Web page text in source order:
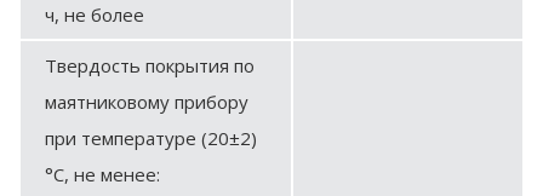
ч, не более
Твердость покрытия по
маятниковому прибору
при температуре (20±2)
°С, не менее: